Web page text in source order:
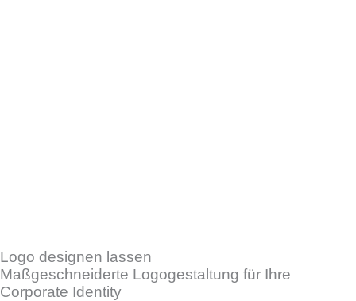
Logo designen lassen
Maßgeschneiderte Logogestaltung für Ihre
Corporate Identity